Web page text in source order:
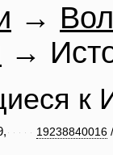
→
→
к
19238840016